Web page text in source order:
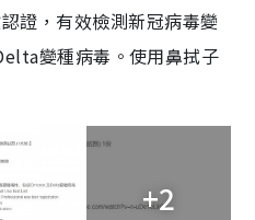
證，有效檢測新冠病毒變
變種病毒。使用鼻拭子
+2